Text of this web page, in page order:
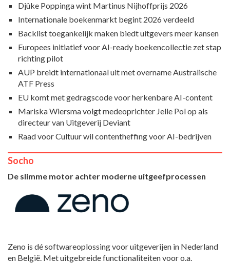
Djûke Poppinga wint Martinus Nijhoffprijs 2026
Internationale boekenmarkt begint 2026 verdeeld
Backlist toegankelijk maken biedt uitgevers meer kansen
Europees initiatief voor AI-ready boekencollectie zet stap
richting pilot
AUP breidt internationaal uit met overname Australische
ATF Press
EU komt met gedragscode voor herkenbare AI-content
Mariska Wiersma volgt medeoprichter Jelle Pol op als
directeur van Uitgeverij Deviant
Raad voor Cultuur wil contentheffing voor AI-bedrijven
Socho
De slimme motor achter moderne uitgeefprocessen
Zeno is dé softwareoplossing voor uitgeverijen in Nederland
en België. Met uitgebreide functionaliteiten voor o.a.